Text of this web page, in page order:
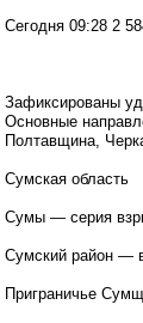
Сегодня 09:28 2
Зафиксированы
Основные
Полтавщина,
Сумская область
Сумы — серия
Сумский район —
Приграничье